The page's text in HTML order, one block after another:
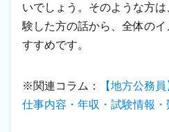
いでしょう。そのような方
験した方の話から、全体の
すすめです。
※関連コラム：
【地方公務
仕事内容・年収・試験情報・